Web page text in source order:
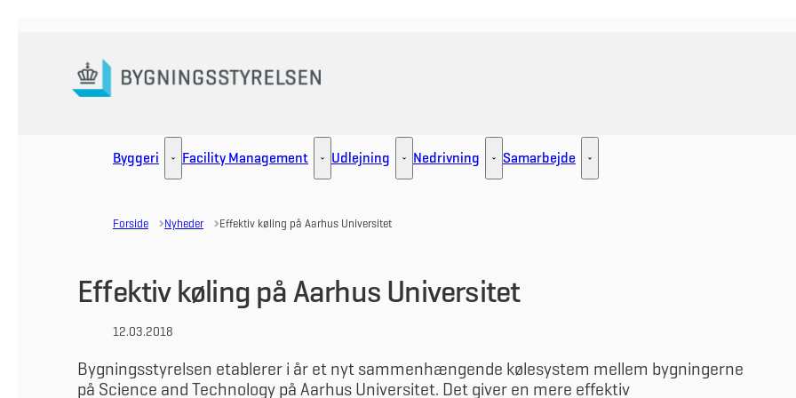
Byggeri Byggeri - Flere links
Facility Management Facility Management - Flere links
Udlejning Udlejning - Flere links
Nedrivning Nedrivning - Flere links
Samarbejde Samarbejde - Flere links
Forside Nyheder Effektiv køling på Aarhus Universitet
Effektiv køling på Aarhus Universitet
12.03.2018
Bygningsstyrelsen etablerer i år et nyt sammenhængende kølesystem mellem bygningerne
på Science and Technology på Aarhus Universitet. Det giver en mere effektiv